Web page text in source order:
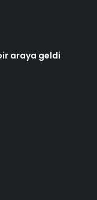
araya geldi